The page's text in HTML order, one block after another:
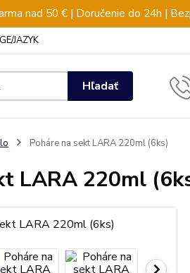
nad 50 € | Doručenie do 24h |
JAZYK
Hľadať
Poháre na sekt LARA 220ml (6ks)
LARA 220ml